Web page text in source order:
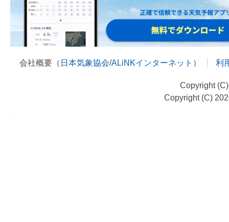
会社概要（ 日本気象協会/ALiNKインターネット ） 利
Copyright
Copyright (C)